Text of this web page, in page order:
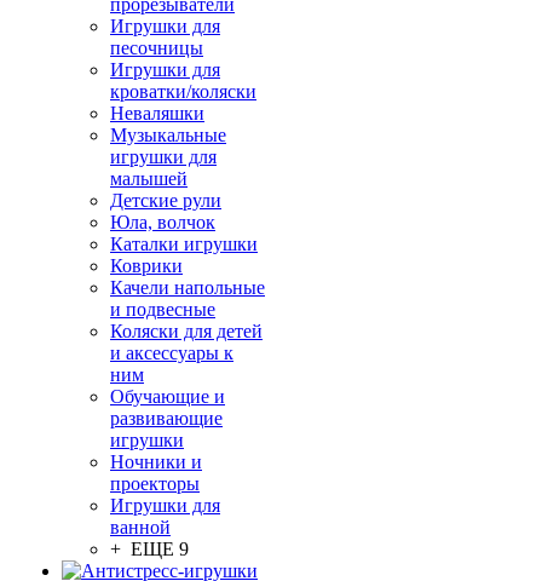
прорезыватели
Игрушки для
песочницы
Игрушки для
кроватки/коляски
Неваляшки
Музыкальные
игрушки для
малышей
Детские рули
Юла, волчок
Каталки игрушки
Коврики
Качели напольные
и подвесные
Коляски для детей
и аксессуары к
ним
Обучающие и
развивающие
игрушки
Ночники и
проекторы
Игрушки для
ванной
+ ЕЩЕ 9